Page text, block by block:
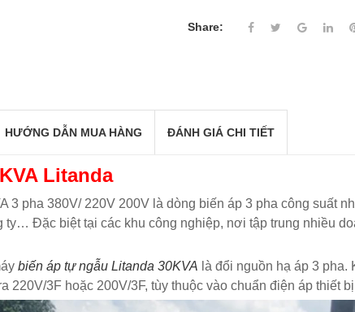
Share:
HƯỚNG DẪN MUA HÀNG ĐÁNH GIÁ CHI TIẾT
Litanda
3 pha 380V/ 220V 200V là dòng biến áp 3 pha công suất
ty… Đặc biệt tại các khu công nghiệp, nơi tập trung nhiều
biến áp tự ngẫu Litanda 30KVA là đổi nguồn hạ áp 3 pha.
220V/3F hoặc 200V/3F, tùy thuộc vào chuẩn điện áp thiết